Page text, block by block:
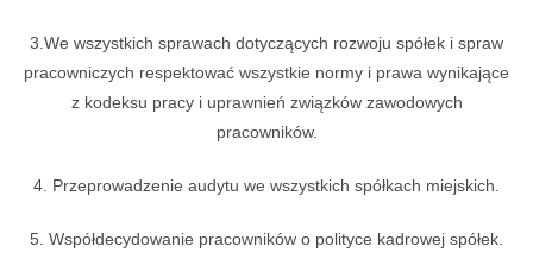
3.We wszystkich sprawach dotyczących rozwoju spółek i spraw
pracowniczych respektować wszystkie normy i prawa wynikające
z kodeksu pracy i uprawnień związków zawodowych
pracowników.
4. Przeprowadzenie audytu we wszystkich spółkach miejskich.
5. Współdecydowanie pracowników o polityce kadrowej spółek.